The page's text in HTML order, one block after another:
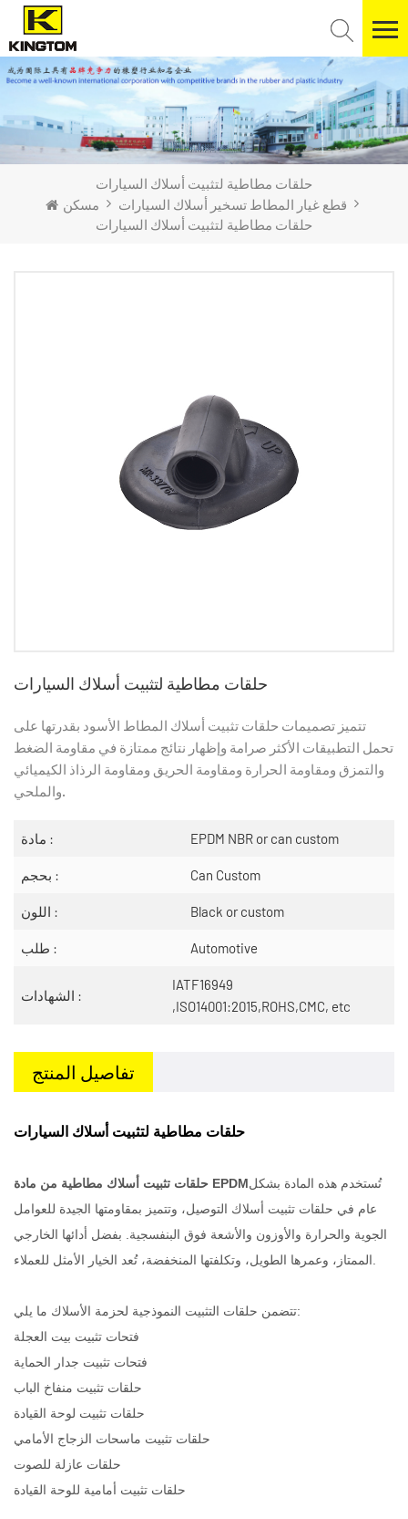
حلقات مطاطية لتثبيت أسلاك السيارات
مسكن
قطع غيار المطاط تسخير أسلاك السيارات
حلقات مطاطية لتثبيت أسلاك السيارات
حلقات مطاطية لتثبيت أسلاك السيارات
تتميز تصميمات حلقات تثبيت أسلاك المطاط الأسود بقدرتها على
تحمل التطبيقات الأكثر صرامة وإظهار نتائج ممتازة في مقاومة الضغط
والتمزق ومقاومة الحرارة ومقاومة الحريق ومقاومة الرذاذ الكيميائي
والملحي.
مادة : EPDM NBR or can custom
بحجم : Can Custom
اللون : Black or custom
طلب : Automotive
الشهادات :
IATF16949
,ISO14001:2015,ROHS,CMC, etc
تفاصيل المنتج
حلقات مطاطية لتثبيت أسلاك السيارات
حلقات تثبيت أسلاك مطاطية من مادة EPDMتُستخدم هذه المادة بشكل
عام في حلقات تثبيت أسلاك التوصيل، وتتميز بمقاومتها الجيدة للعوامل
الجوية والحرارة والأوزون والأشعة فوق البنفسجية. بفضل أدائها الخارجي
تتضمن حلقات التثبيت النموذجية لحزمة الأسلاك ما يلي:
فتحات تثبيت بيت العجلة
فتحات تثبيت جدار الحماية
حلقات تثبيت منفاخ الباب
حلقات تثبيت لوحة القيادة
حلقات تثبيت ماسحات الزجاج الأمامي
حلقات عازلة للصوت
حلقات تثبيت أمامية للوحة القيادة